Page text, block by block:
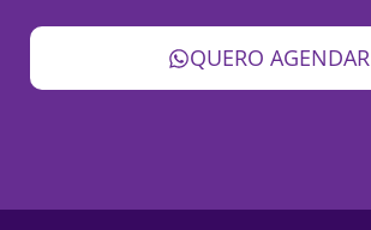
QUERO AGENDAR